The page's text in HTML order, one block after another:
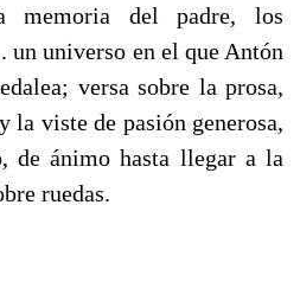
memoria del padre, los
un universo en el que Antón
versa sobre la prosa,
la viste de pasión generosa,
de ánimo hasta llegar a la
ruedas.